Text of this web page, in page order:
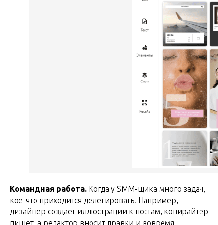
Командная работа. Когда у SMM-щика много задач,
кое-что приходится делегировать. Например,
дизайнер создает иллюстрации к постам, копирайтер
пишет, а редактор вносит правки и вовремя